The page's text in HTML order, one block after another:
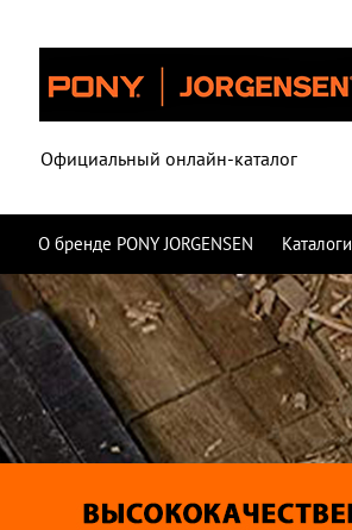
Официальный онлайн-каталог
О бренде PONY JORGENSEN Каталоги